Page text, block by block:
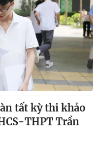
tất kỳ thi khảo
THPT Trần